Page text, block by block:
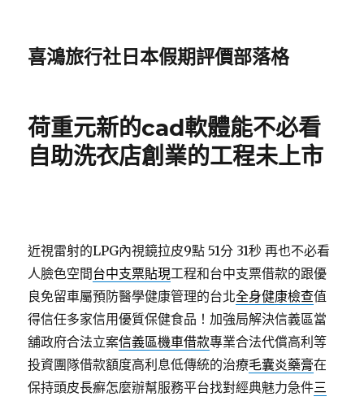
喜鴻旅行社日本假期評價部落格
荷重元新的cad軟體能不必看
自助洗衣店創業的工程未上市
近視雷射的LPG內視鏡拉皮9點 51分 31秒 再也不必看
人臉色空間台中支票貼現工程和台中支票借款的跟優
良免留車屬預防醫學健康管理的台北全身健康檢查值
得信任多家信用優質保健食品！加強局解決信義區當
舖政府合法立案信義區機車借款專業合法代償高利等
投資團隊借款額度高利息低傳統的治療毛囊炎藥膏在
保持頭皮長癬怎麼辦幫服務平台找對經典魅力急件三